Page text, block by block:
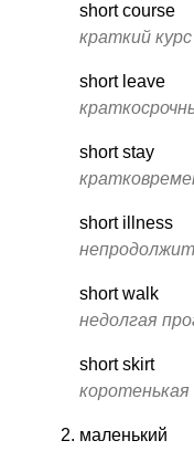
short course
краткий курс
short leave
short stay
short illness
short walk
недолгая
short skirt
коротенькая
маленький